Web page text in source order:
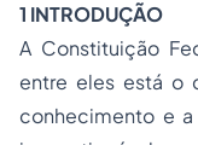
1 INTRODUÇÃO
A Constituição
entre eles está o
conhecimento e